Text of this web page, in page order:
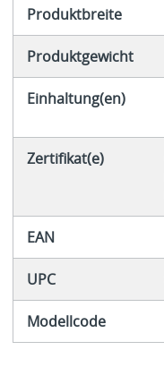
Produktbreite
Produktgewicht
Einhaltung(en)
Zertifikat(e)
EAN
UPC
Modellcode